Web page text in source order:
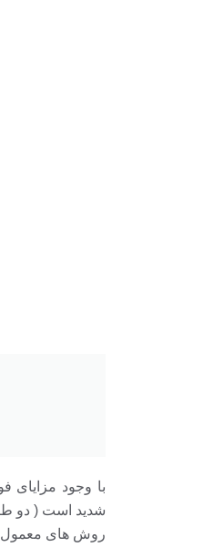
با وجود مزایای
شدید است ( دو
روش های معمول